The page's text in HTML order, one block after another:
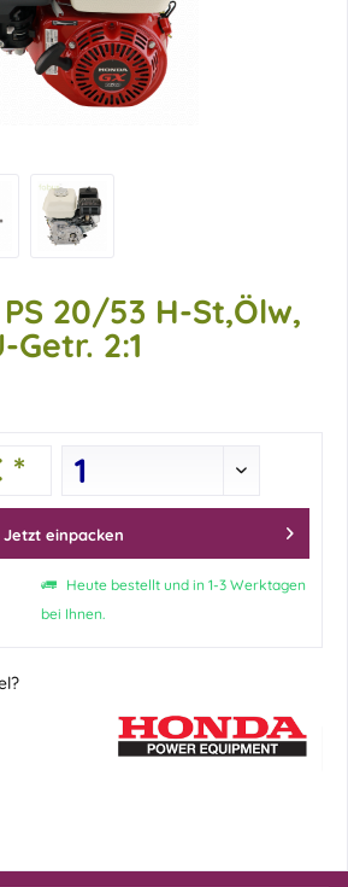
20/53 H-St,Ölw,
Getr. 2:1
*
Jetzt einpacken
Heute bestellt und in 1-3 Werktagen
bei Ihnen.